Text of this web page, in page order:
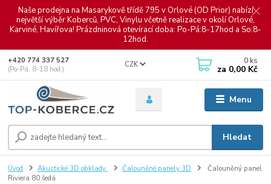
Naše prodejna na Masarykově třídě 795 v Orlové (OD Prior) nabízí
největší výběr Koberců, PVC, Vinylu včetně realizace v okolí Orlové,
Karviné, Havířova! Prázdninová otevírací doba: Po-Pá:8-17hod a So:8-
12hod.
Menu
CZK
Hledat
+420 774 337 527
(Po-Pá, 8-18 hod.)
0 ks
za 0,00 Kč
Úvod Akustické 3D obklady Čalouněné panely 3D
Čalouněný panel
Riviera 80 šedá